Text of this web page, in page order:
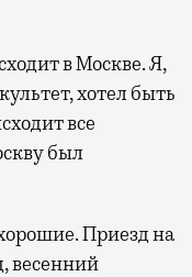
в Москве. Я,
хотел быть
все
был
Приезд на
весенний